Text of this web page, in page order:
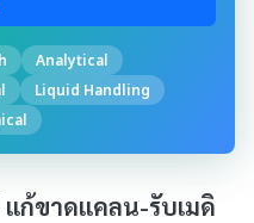
Analytical
Liquid Handling
ก้ขาดแคลน-รับเมดิ